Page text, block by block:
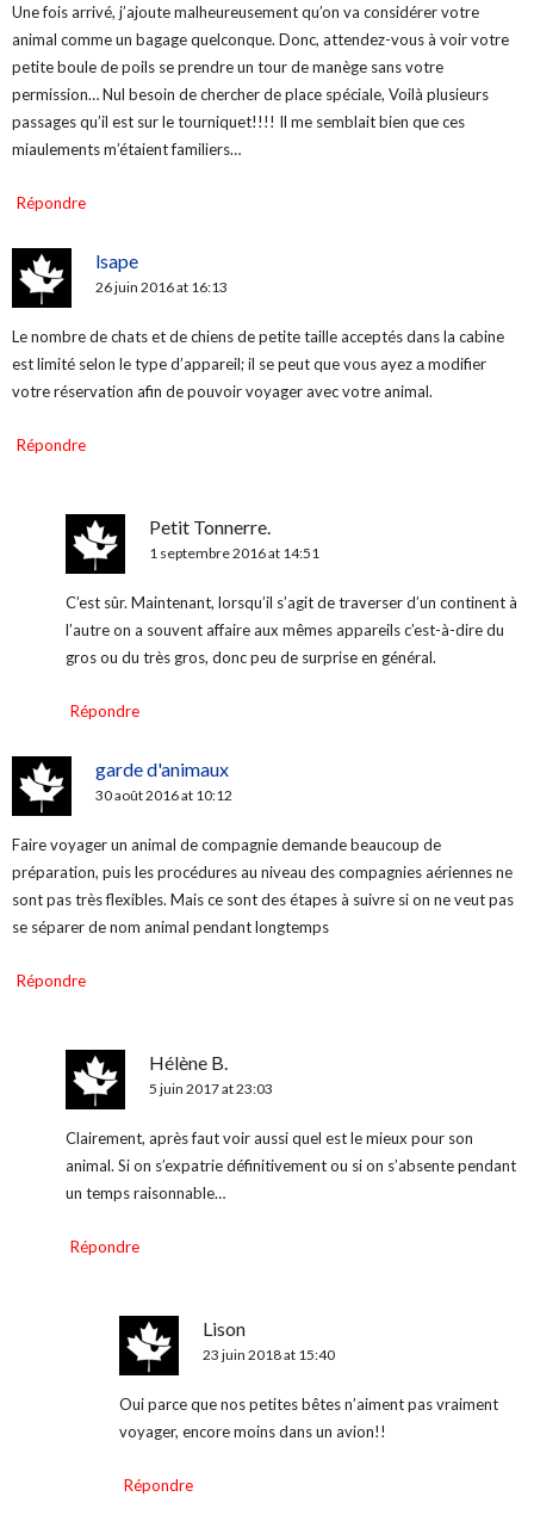
Une fois arrivé, j’ajoute malheureusement qu’on va considérer votre
animal comme un bagage quelconque. Donc, attendez-vous à voir votre
petite boule de poils se prendre un tour de manège sans votre
permission… Nul besoin de chercher de place spéciale, Voilà plusieurs
passages qu’il est sur le tourniquet!!!! Il me semblait bien que ces
miaulements m’étaient familiers…
Répondre
lsape
26 juin 2016 at 16:13
Le nombre de chats et de chiens de petite taille acceptés dans la cabine
est limité selon le type d’appareil; il se peut que vous ayez а modifier
votre réservation afin de pouvoir voyager avec votre animal.
Répondre
Petit Tonnerre.
1 septembre 2016 at 14:51
C’est sûr. Maintenant, lorsqu’il s’agit de traverser d’un continent à
l’autre on a souvent affaire aux mêmes appareils c’est-à-dire du
gros ou du très gros, donc peu de surprise en général.
Répondre
garde d'animaux
30 août 2016 at 10:12
Faire voyager un animal de compagnie demande beaucoup de
préparation, puis les procédures au niveau des compagnies aériennes ne
sont pas très flexibles. Mais ce sont des étapes à suivre si on ne veut pas
se séparer de nom animal pendant longtemps
Répondre
Hélène B.
5 juin 2017 at 23:03
Clairement, après faut voir aussi quel est le mieux pour son
animal. Si on s’expatrie définitivement ou si on s’absente pendant
un temps raisonnable…
Répondre
Lison
23 juin 2018 at 15:40
Oui parce que nos petites bêtes n’aiment pas vraiment
voyager, encore moins dans un avion!!
Répondre